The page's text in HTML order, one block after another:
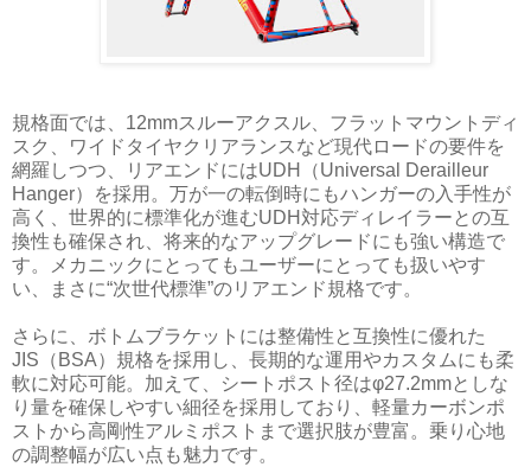
規格面では、12mmスルーアクスル、フラットマウントディ
スク、ワイドタイヤクリアランスなど現代ロードの要件を
網羅しつつ、リアエンドにはUDH（Universal Derailleur
Hanger）を採用。万が一の転倒時にもハンガーの入手性が
高く、世界的に標準化が進むUDH対応ディレイラーとの互
換性も確保され、将来的なアップグレードにも強い構造で
す。メカニックにとってもユーザーにとっても扱いやす
い、まさに“次世代標準”のリアエンド規格です。
さらに、ボトムブラケットには整備性と互換性に優れた
JIS（BSA）規格を採用し、長期的な運用やカスタムにも柔
軟に対応可能。加えて、シートポスト径はφ27.2mmとしな
り量を確保しやすい細径を採用しており、軽量カーボンポ
ストから高剛性アルミポストまで選択肢が豊富。乗り心地
の調整幅が広い点も魅力です。